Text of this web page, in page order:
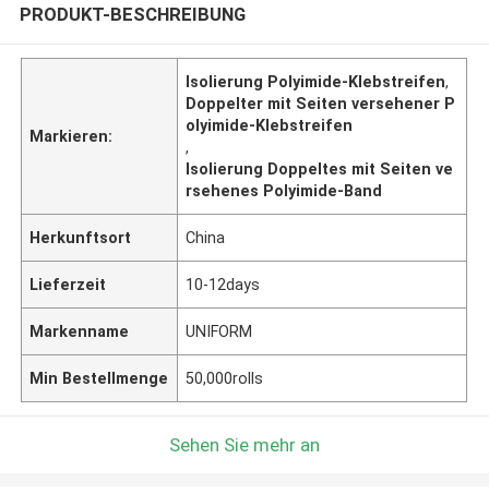
PRODUKT-BESCHREIBUNG
Markieren:
Isolierung Polyimide-Klebstreifen,
Doppelter mit Seiten versehener P
olyimide-Klebstreifen
,
Isolierung Doppeltes mit Seiten ve
rsehenes Polyimide-Band
Herkunftsort China
Lieferzeit 10-12days
Markenname UNIFORM
Min Bestellmenge 50,000rolls
Sehen Sie mehr an